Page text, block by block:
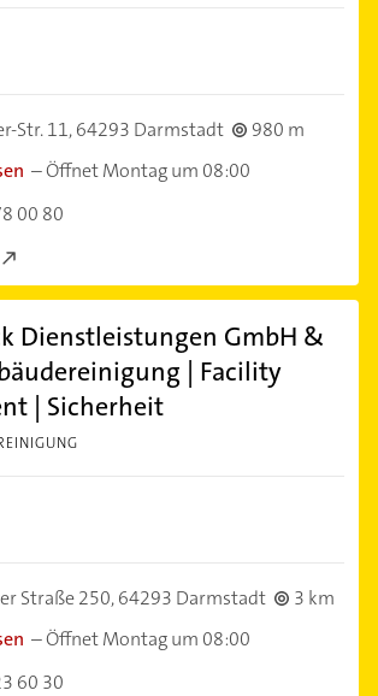
Str. 11,64293 Darmstadt
980 m
–Öffnet Montag um 08:00
00 80
Dienstleistungen GmbH &
| Facility
| Sicherheit
Straße 250,64293 Darmstadt
3 km
–Öffnet Montag um 08:00
60 30